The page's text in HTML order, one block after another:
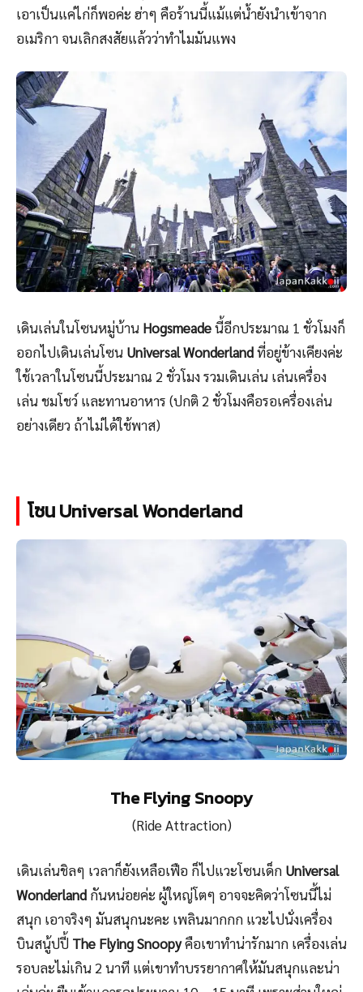
เอาเป็นแค่ไก่ก็พอค่ะ ฮ่าๆ คือร้านนี้แม้แต่น้ำยังนำเข้าจาก
อเมริกา จนเลิกสงสัยแล้วว่าทำไมมันแพง
เดินเล่นในโซนหมู่บ้าน Hogsmeadeนี้อีกประมาณ 1 ชั่วโมงก็
ออกไปเดินเล่นโซน Universal Wonderlandที่อยู่ข้างเคียงค่ะ
ใช้เวลาในโซนนี้ประมาณ 2 ชั่วโมง รวมเดินเล่น เล่นเครื่อง
เล่น ชมโชว์ และทานอาหาร (ปกติ 2 ชั่วโมงคือรอเครื่องเล่น
อย่างเดียว ถ้าไม่ได้ใช้พาส)
โซน Universal Wonderland
The Flying Snoopy
(Ride Attraction)
เดินเล่นชิลๆ เวลาก็ยังเหลือเฟือ ก็ไปแวะโซนเด็ก Universal
Wonderland กันหน่อยค่ะ ผู้ใหญ่โตๆ อาจจะคิดว่าโซนนี้ไม่
สนุก เอาจริงๆ มันสนุกนะคะ เพลินมากกก แวะไปนั่งเครื่อง
บินสนู้ปปี้ The Flying Snoopyคือเขาทำน่ารักมาก เครื่องเล่น
รอบละไม่เกิน 2 นาที แต่เขาทำบรรยากาศให้มันสนุกและน่า